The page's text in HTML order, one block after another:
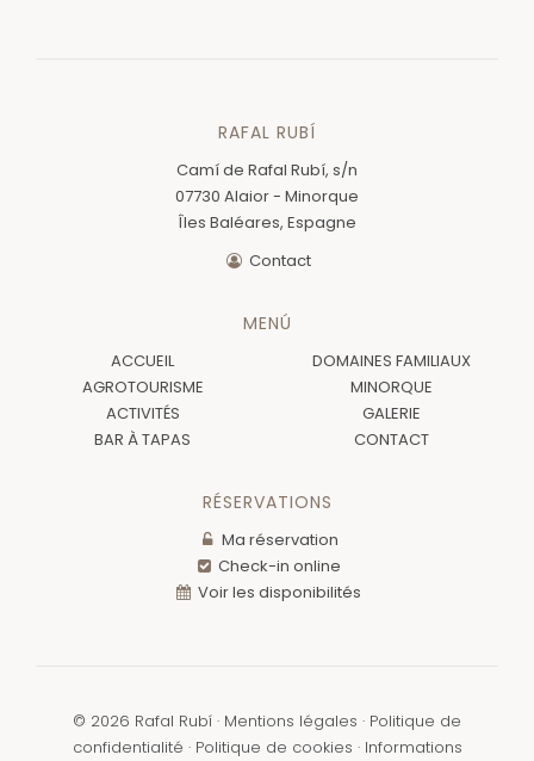
RAFAL RUBÍ
Camí de Rafal Rubí, s/n
07730 Alaior - Minorque
Îles Baléares, Espagne
Contact
MENÚ
ACCUEIL
AGROTOURISME
ACTIVITÉS
BAR À TAPAS
DOMAINES FAMILIAUX
MINORQUE
GALERIE
CONTACT
RÉSERVATIONS
Ma réservation
Check-in online
Voir les disponibilités
© 2026 Rafal Rubí · Mentions légales · Politique de
confidentialité · Politique de cookies · Informations